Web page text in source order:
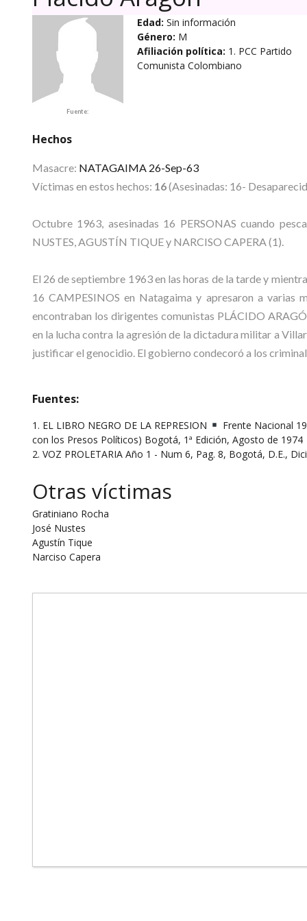
Fuente:
Edad: Sin información
Género: M
Afiliación política: 1. PCC Partido
Comunista Colombiano
Hechos
Masacre: NATAGAIMA 26-Sep-63
Víctimas en estos hechos: 16(Asesinadas: 16-
Octubre 1963, asesinadas 16 PERSONAS cuando
NUSTES, AGUSTÍN TIQUE y NARCISO CAPERA (1).
El 26 de septiembre 1963 en las horas de la tarde y
16 CAMPESINOS en Natagaima y apresaron a varias
encontraban los dirigentes comunistas PLÁCIDO
en la lucha contra la agresión de la dictadura militar a
justificar el genocidio. El gobierno condecoró a los
Fuentes:
1. EL LIBRO NEGRO DE LA REPRESION
Frente Nacional
con los Presos Políticos) Bogotá, 1ª Edición, Agosto de 1974
2. VOZ PROLETARIA Año 1 - Num 6, Pag. 8, Bogotá, D.E.,
Otras víctimas
Gratiniano Rocha
José Nustes
Agustín Tique
Narciso Capera